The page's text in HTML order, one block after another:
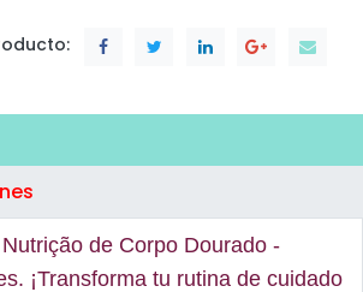
de Corpo Dourado -
¡Transforma tu rutina de cuidado